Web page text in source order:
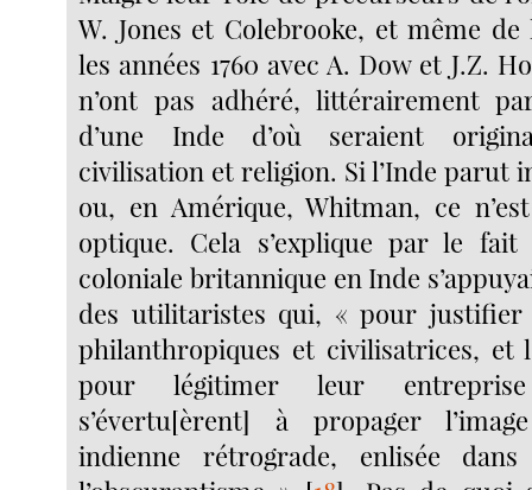
W. Jones et Colebrooke, et même de
les années 1760 avec A. Dow et J.Z.
n’ont pas adhéré, littérairement
d’une Inde d’où seraient
civilisation et religion. Si l’Inde parut
ou, en Amérique, Whitman, ce
optique. Cela s’explique par le fait
coloniale britannique en Inde
des utilitaristes qui, « pour justifier
philanthropiques et civilisatrices, et
pour légitimer leur entreprise
s’évertu[èrent] à propager
indienne rétrograde, enlisée